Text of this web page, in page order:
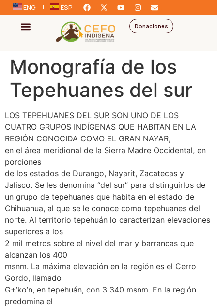
ENG ESP
Donaciones
Monografía de los
Tepehuanes del sur
LOS TEPEHUANES DEL SUR SON UNO DE LOS
CUATRO GRUPOS INDÍGENAS QUE HABITAN EN LA
REGIÓN CONOCIDA COMO EL GRAN NAYAR,
en el área meridional de la Sierra Madre Occidental, en
porciones
de los estados de Durango, Nayarit, Zacatecas y
Jalisco. Se les denomina “del sur” para distinguirlos de
un grupo de tepehuanes que habita en el estado de
Chihuahua, al que se le conoce como tepehuanes del
norte. Al territorio tepehuán lo caracterizan elevaciones
superiores a los
2 mil metros sobre el nivel del mar y barrancas que
alcanzan los 400
msnm. La máxima elevación en la región es el Cerro
Gordo, llamado
G+’ko’n, en tepehuán, con 3 340 msnm. En la región
predomina el